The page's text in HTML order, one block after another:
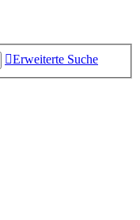
Erweiterte Suche